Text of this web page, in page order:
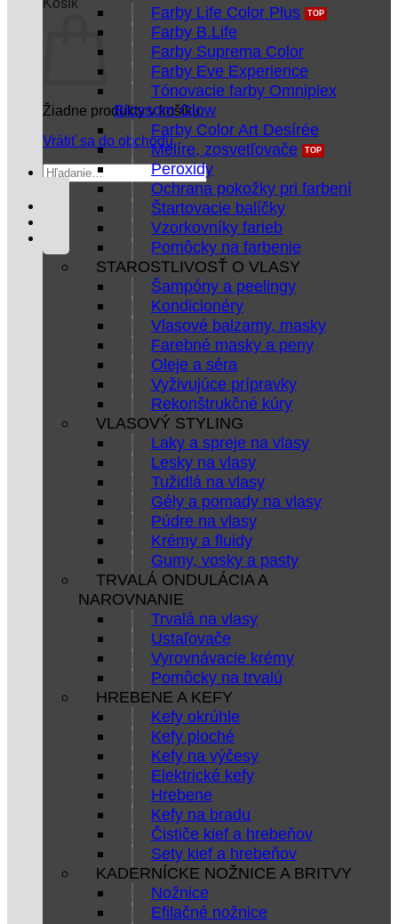
Košík
Žiadne produkty v košíku.
Vrátiť sa do obchodu
Hľadať:
Farby Life Color Plus
Farby B.Life
Farby Suprema Color
Farby Eve Experience
Tónovacie farby Omniplex
Blossom Glow
Farby Color Art Desírée
Melíre, zosvetľovače
Peroxidy
Ochrana pokožky pri farbení
Štartovacie balíčky
Vzorkovníky farieb
Pomôcky na farbenie
STAROSTLIVOSŤ O VLASY
Šampóny a peelingy
Kondicionéry
Vlasové balzamy, masky
Farebné masky a peny
Oleje a séra
Vyživujúce prípravky
Rekonštrukčné kúry
VLASOVÝ STYLING
Laky a spreje na vlasy
Lesky na vlasy
Tužidlá na vlasy
Gély a pomady na vlasy
Púdre na vlasy
Krémy a fluidy
Gumy, vosky a pasty
TRVALÁ ONDULÁCIA A
NAROVNANIE
Trvalá na vlasy
Ustaľovače
Vyrovnávacie krémy
Pomôcky na trvalú
HREBENE A KEFY
Kefy okrúhle
Kefy ploché
Kefy na výčesy
Elektrické kefy
Hrebene
Kefy na bradu
Čističe kief a hrebeňov
Sety kief a hrebeňov
KADERNÍCKE NOŽNICE A BRITVY
Nožnice
Efilačné nožnice